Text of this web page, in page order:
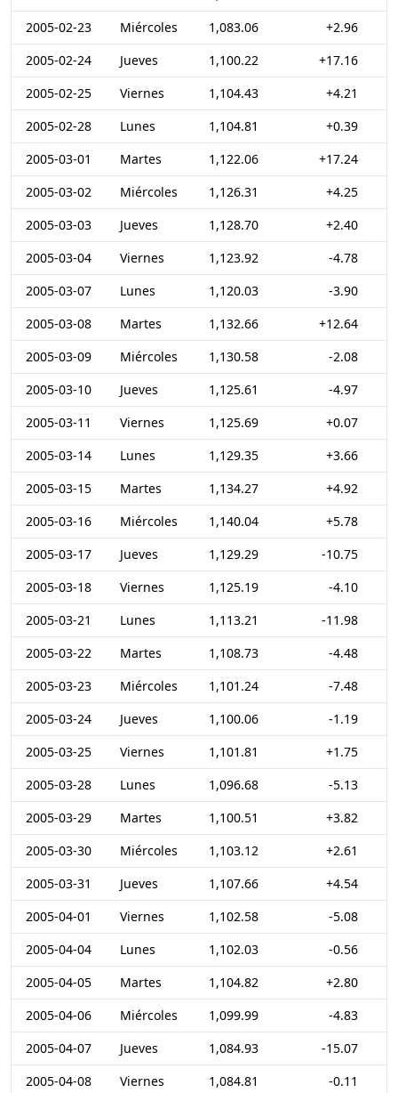
2005-02-23
Miércoles 1,083.06
+2.96
2005-02-24
Jueves 1,100.22
+17.16
2005-02-25
Viernes 1,104.43
+4.21
2005-02-28
Lunes 1,104.81
+0.39
2005-03-01
Martes 1,122.06
+17.24
2005-03-02
Miércoles 1,126.31
+4.25
2005-03-03
Jueves 1,128.70
+2.40
2005-03-04
Viernes 1,123.92
-4.78
2005-03-07
Lunes 1,120.03
-3.90
2005-03-08
Martes 1,132.66
+12.64
2005-03-09
Miércoles 1,130.58
-2.08
2005-03-10
Jueves 1,125.61
-4.97
2005-03-11
Viernes 1,125.69
+0.07
2005-03-14
Lunes 1,129.35
+3.66
2005-03-15
Martes 1,134.27
+4.92
2005-03-16
Miércoles 1,140.04
+5.78
2005-03-17
Jueves 1,129.29
-10.75
2005-03-18
Viernes 1,125.19
-4.10
2005-03-21
Lunes 1,113.21
-11.98
2005-03-22
Martes 1,108.73
-4.48
2005-03-23
Miércoles 1,101.24
-7.48
2005-03-24
Jueves 1,100.06
-1.19
2005-03-25
Viernes 1,101.81
+1.75
2005-03-28
Lunes 1,096.68
-5.13
2005-03-29
Martes 1,100.51
+3.82
2005-03-30
Miércoles 1,103.12
+2.61
2005-03-31
Jueves 1,107.66
+4.54
2005-04-01
Viernes 1,102.58
-5.08
2005-04-04
Lunes 1,102.03
-0.56
2005-04-05
Martes 1,104.82
+2.80
2005-04-06
Miércoles 1,099.99
-4.83
2005-04-07
Jueves 1,084.93
-15.07
2005-04-08
Viernes 1,084.81
-0.11